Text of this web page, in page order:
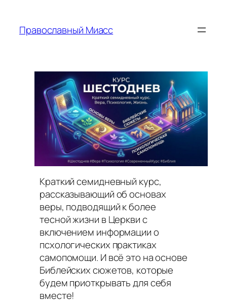
содержимому
Православный Миасс
Краткий семидневный курс,
рассказывающий об основах
веры, подводящий к более
тесной жизни в Церкви с
включением информации о
псхологических практиках
самопомощи. И всё это на основе
Библейских сюжетов, которые
будем приоткрывать для себя
вместе!